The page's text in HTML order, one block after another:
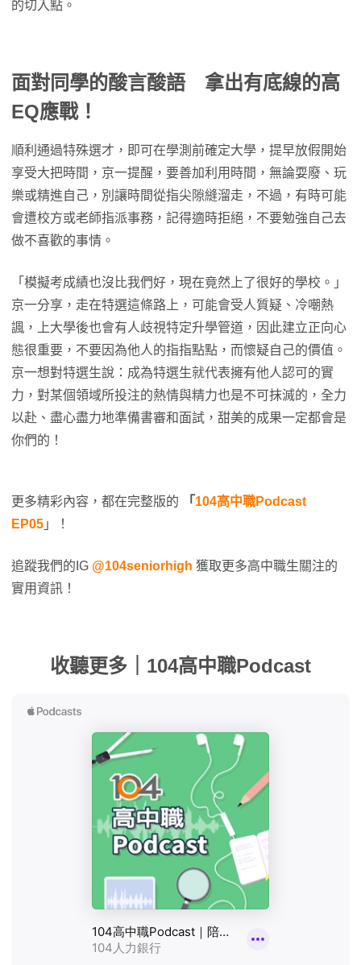
的切入點。
面對同學的酸言酸語 拿出有底線的高
EQ應戰！
順利通過特殊選才，即可在學測前確定大學，提早放假開始
享受大把時間，京一提醒，要善加利用時間，無論耍廢、玩
樂或精進自己，別讓時間從指尖隙縫溜走，不過，有時可能
會遭校方或老師指派事務，記得適時拒絕，不要勉強自己去
做不喜歡的事情。
「模擬考成績也沒比我們好，現在竟然上了很好的學校。」
京一分享，走在特選這條路上，可能會受人質疑、冷嘲熱
諷，上大學後也會有人歧視特定升學管道，因此建立正向心
態很重要，不要因為他人的指指點點，而懷疑自己的價值。
京一想對特選生說：成為特選生就代表擁有他人認可的實
力，對某個領域所投注的熱情與精力也是不可抹滅的，全力
以赴、盡心盡力地準備書審和面試，甜美的成果一定都會是
你們的！
更多精彩內容，都在完整版的 「 104高中職Podcast
EP05 」！
追蹤我們的IG @104seniorhigh 獲取更多高中職生關注的
實用資訊！
收聽更多｜104高中職Podcast